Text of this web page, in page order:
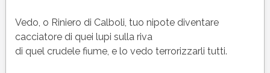
Vedo, o Riniero di Calboli, tuo nipote diventare
cacciatore di quei lupi sulla riva
di quel crudele fiume, e lo vedo terrorizzarli tutti.